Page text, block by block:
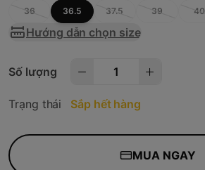
36 36.5 37.5 39 40
Hướng dẫn chọn size
Số lượng
Trạng thái Sắp hết hàng
MUA NGAY